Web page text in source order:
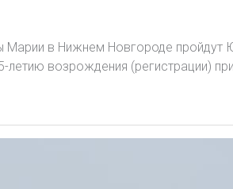
Марии в Нижнем Новгороде
возрождения (регистрации)